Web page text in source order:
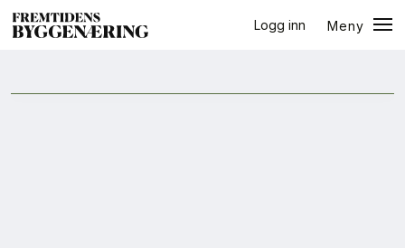
Logg inn
Meny
ressursbruk